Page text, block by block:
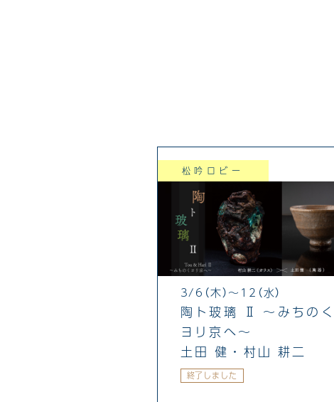
松吟ロビー
3/6（木）～12（水）
陶ト玻璃 Ⅱ 〜みちのく
ヨリ京へ〜
土田 健・村山 耕二
終了しました